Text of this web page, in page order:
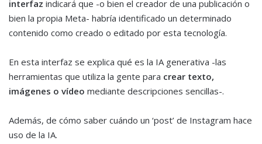
interfaz indicará que -o bien el creador de una publicación o
bien la propia Meta- habría identificado un determinado
contenido como creado o editado por esta tecnología.
En esta interfaz se explica qué es la IA generativa -las
herramientas que utiliza la gente para crear texto,
imágenes o vídeo mediante descripciones sencillas-.
Además, de cómo saber cuándo un ‘post’ de Instagram hace
uso de la IA.